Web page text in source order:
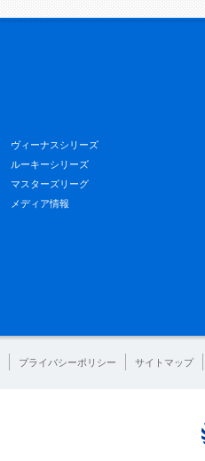
ヴィーナスシリーズ
ルーキーシリーズ
マスターズリーグ
メディア情報
プライバシーポリシー サイトマップ